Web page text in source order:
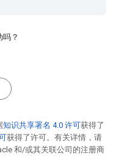
？
知识共享署名 4.0 许可获得了
获得了许可。有关详情，请
和/或其关联公司的注册商